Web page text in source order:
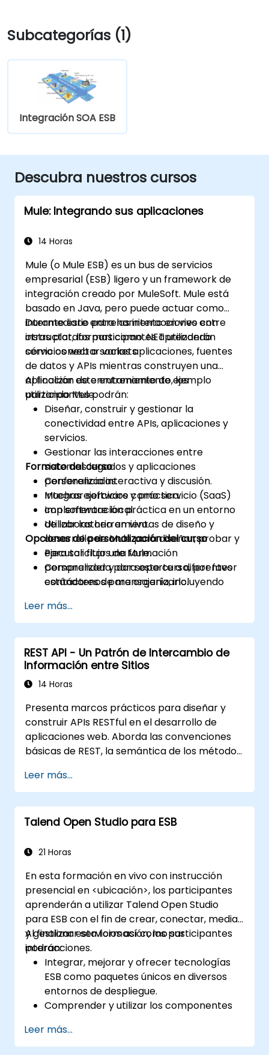
Subcategorías (1)
Integración SOA ESB
Descubra nuestros cursos
Mule: Integrando sus aplicaciones
14 Horas
Mule (o Mule ESB) es un bus de servicios
empresarial (ESB) ligero y un framework de
integración creado por MuleSoft. Mule está
basado en Java, pero puede actuar como
intermediario para las interacciones entre
otras plataformas como .NET utilizando
servicios web o sockets.
Durante este entrenamiento en vivo con
instructor, los participantes aprenderán
cómo conectar varias aplicaciones, fuentes
de datos y APIs mientras construyen una
aplicación de enrutamiento de ejemplo
utilizando Mule.
Al finalizar este entrenamiento, los
participantes podrán:
Diseñar, construir y gestionar la
conectividad entre APIs, aplicaciones y
servicios.
Gestionar las interacciones entre
sistemas legados y aplicaciones
personalizadas.
Integrar software como servicio (SaaS)
con software local.
Utilizar las herramientas de diseño y
desarrollo de Mule para diseñar, probar y
ejecutar flujos de Mule.
Comprender y dar soporte a diferentes
estándares de mensajería, incluyendo
Monitorizar, desplegar y configurar
aplicaciones con la Consola de Gestión
de Mule (MMC).
Formato del curso
Conferencia interactiva y discusión.
Muchas ejercicios y práctica.
Implementación práctica en un entorno
de laboratorio en vivo.
Opciones de personalización del curso
Para solicitar una formación
personalizada para este curso, por favor
contáctenos para organizarlo.
Leer más...
REST API - Un Patrón de Intercambio de
Información entre Sitios
14 Horas
Presenta marcos prácticos para diseñar y
construir APIs RESTful en el desarrollo de
aplicaciones web. Aborda las convenciones
básicas de REST, la semántica de los métodos
arquitectura del lado del servidor con mapeo
de clases de objetos de negocio y protocolos
de intercambio de datos entre sistemas
distribuidos. Proporciona a los ingenieros
limpios, escalables y mantenibles que
plataformas web.
Leer más...
Talend Open Studio para ESB
21 Horas
En esta formación en vivo con instrucción
presencial en <ubicación>, los participantes
aprenderán a utilizar Talend Open Studio
para ESB con el fin de crear, conectar, mediar
y gestionar servicios así como sus
interacciones.
Al finalizar esta formación, los participantes
podrán:
Integrar, mejorar y ofrecer tecnologías
ESB como paquetes únicos en diversos
entornos de despliegue.
Comprender y utilizar los componentes
Integrar cualquier aplicación, base de
datos, API o servicio web.
Leer más...